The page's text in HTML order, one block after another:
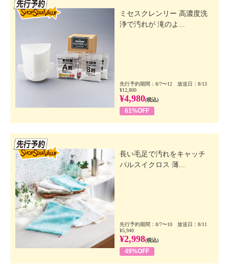
ミセスクレンリー 高濃度洗
浄で汚れが 滝のよ...
先行予約期間：8/7〜12 放送日：8/13
¥12,800
¥4,980(税込)
61%OFF
長い毛足で汚れをキャッチ
パルスイクロス 薄...
先行予約期間：8/7〜10 放送日：8/11
¥5,940
¥2,998(税込)
49%OFF